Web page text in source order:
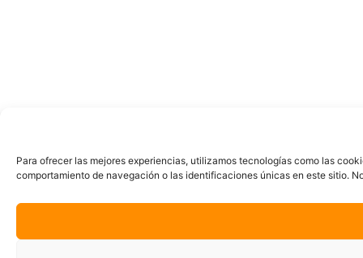
Para ofrecer las mejores experiencias, utilizamos tecnologías como las
comportamiento de navegación o las identificaciones únicas en este sitio.